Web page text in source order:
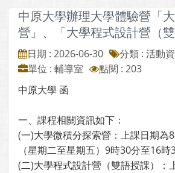
中原大學辦理大學體驗營「
營」、「大學程式設計營（雙
日期 : 2026-06-30
分類 : 活動
單位 : 輔導室
點閱 : 203
中原大學 函
一、課程相關資訊如下：
(一)大學微積分探索營：上課日期為
（星期二至星期五）9時30分至16時
(二)大學程式設計營（雙語授課）：